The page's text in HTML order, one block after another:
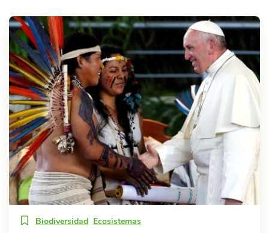
Biodiversidad Ecosistemas